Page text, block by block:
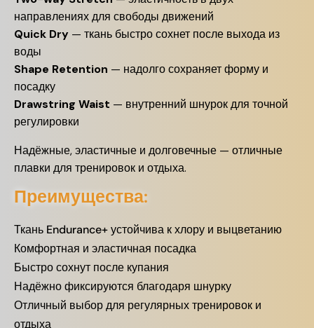
направлениях для свободы движений
Quick Dry — ткань быстро сохнет после выхода из
воды
Shape Retention — надолго сохраняет форму и
посадку
Drawstring Waist — внутренний шнурок для точной
регулировки
Надёжные, эластичные и долговечные — отличные
плавки для тренировок и отдыха.
Преимущества:
Ткань Endurance+ устойчива к хлору и выцветанию
Комфортная и эластичная посадка
Быстро сохнут после купания
Надёжно фиксируются благодаря шнурку
Отличный выбор для регулярных тренировок и
отдыха